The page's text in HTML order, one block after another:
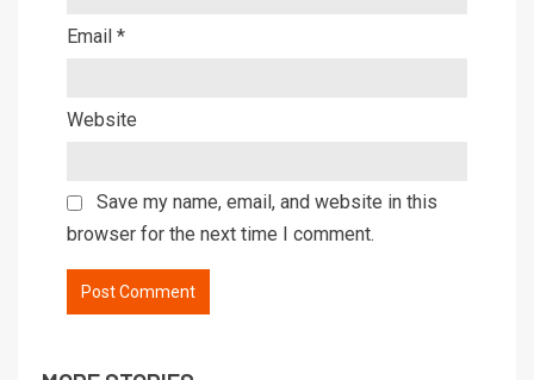
Email *
Website
Save my name, email, and website in this
browser for the next time I comment.